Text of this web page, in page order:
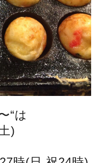
“は
)